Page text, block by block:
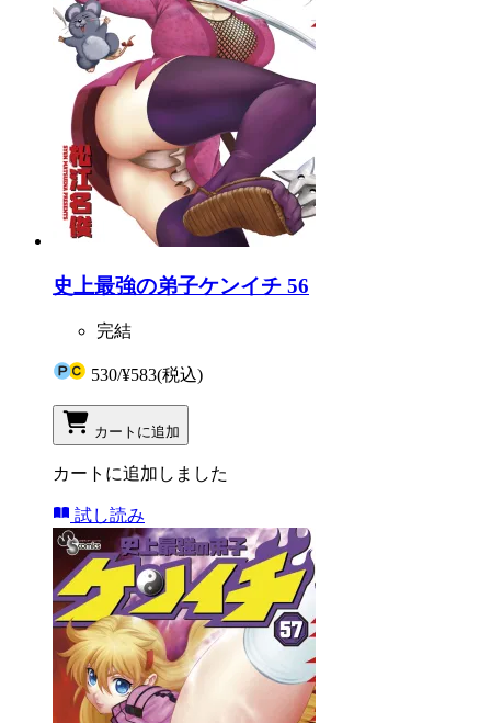
史上最強の弟子ケンイチ 56
完結
530/¥583(税込)
カートに追加
カートに追加しました
試し読み